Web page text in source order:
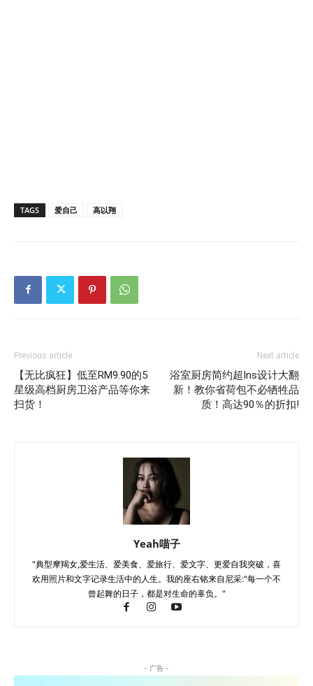
TAGS 爱自己 高以翔
Previous article
【无比疯狂】低至RM9.90的5
星级高档厨房卫浴产品等你来
扫货！
Next article
浴室厨房简约超Ins设计大翻
新！教你省荷包不必牺牲品
质！高达90％的折扣!
Yeah喵子
"典型摩羯女,爱生活、爱美食、爱旅行、爱文字、更爱自我突破，喜
欢用照片和文字记录生活中的人生。我的座右铭来自尼采:"每一个不
曾起舞的日子，都是对生命的辜负。"
- 广告 -